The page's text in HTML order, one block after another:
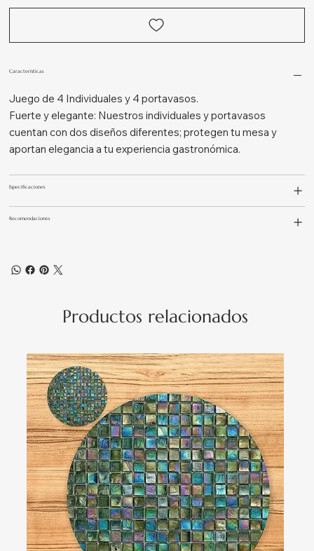
Características
Juego de 4 Individuales y 4 portavasos.
Fuerte y elegante: Nuestros individuales y portavasos
cuentan con dos diseños diferentes; protegen tu mesa y
aportan elegancia a tu experiencia gastronómica.
Especificaciones
Recomendaciones
Productos relacionados